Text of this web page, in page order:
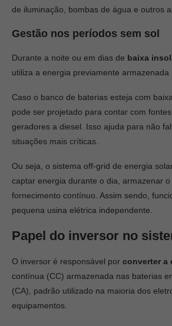
de iluminação, bombas de água e outros
Gestão nos períodos sem sol
Durante a noite ou em dias de baixa
utiliza a energia previamente armazenada
Caso o banco de baterias esteja com
pode ser projetado para contar com
geradores a diesel. Isso ajuda para não
situações mais críticas.
Ou seja, o sistema off-grid de energia
captar energia durante o dia, armazenar
fornecimento contínuo. Assim sendo,
pequena usina elétrica independente.
Papel do inversor no
O inversor é responsável por converter a
contínua (CC) armazenada nas baterias
(CA), padrão utilizado na maioria dos
equipamentos.